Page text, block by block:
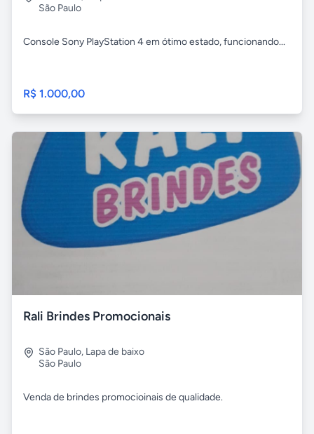
São Paulo
Console Sony PlayStation 4 em ótimo estado, funcionando...
R$ 1.000,00
Rali Brindes Promocionais
São Paulo, Lapa de baixo
São Paulo
Venda de brindes promocioinais de qualidade.